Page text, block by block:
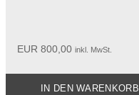
EUR 800,00 inkl. MwSt.
IN DEN WARENKORB